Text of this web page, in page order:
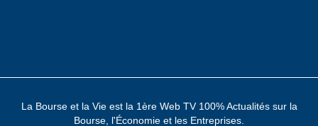
La Bourse et la Vie est la 1ère Web TV 100% Actualités sur la
Bourse, l'Économie et les Entreprises.